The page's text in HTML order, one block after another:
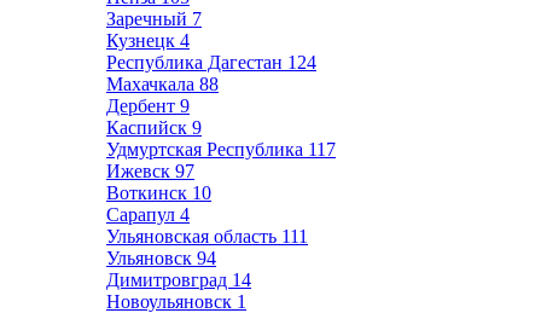
Заречный 7
Кузнецк 4
Республика Дагестан 124
Махачкала 88
Дербент 9
Каспийск 9
Удмуртская Республика 117
Ижевск 97
Воткинск 10
Сарапул 4
Ульяновская область 111
Ульяновск 94
Димитровград 14
Новоульяновск 1